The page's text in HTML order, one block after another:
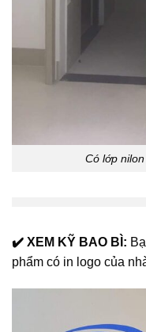
Có lớp
✔️ XEM KỸ BAO BÌ:
phẩm có in logo của